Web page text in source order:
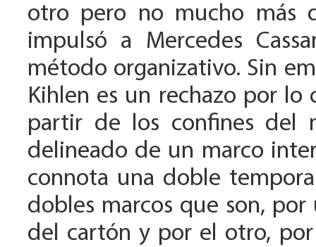
otro pero no mucho más
impulsó a Mercedes
método organizativo. Sin
Kihlen es un rechazo por
partir de los confines del
delineado de un marco
connota una doble
dobles marcos que son,
del cartón y por el otro,